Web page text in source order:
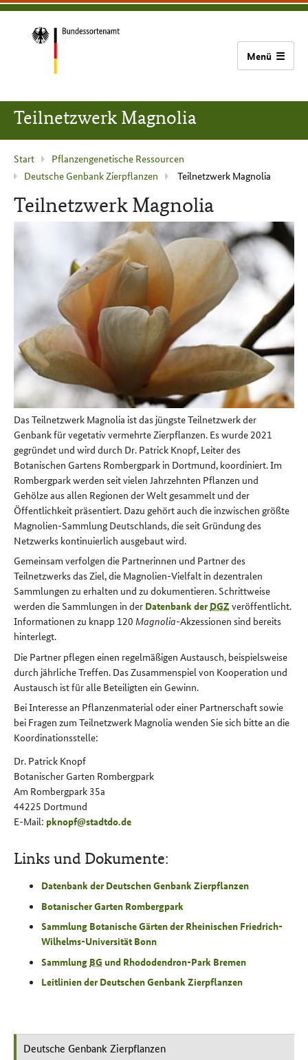
zum
(Navigation
zur
zum
Bundessortenamt
Zur
Startseite
Teilnetzwerk Magnolia
Aktuelle
Seite
:
Start
Pflanzengenetische Ressourcen
Deutsche Genbank Zierpflanzen
Teilnetzwerk Magnolia
Teilnetzwerk Magnolia
Das Teilnetzwerk Magnolia ist das jüngste Teilnetzwerk der
Genbank für vegetativ vermehrte Zierpflanzen. Es wurde 2021
gegründet und wird durch Dr. Patrick Knopf, Leiter des
Botanischen Gartens Rombergpark in Dortmund, koordiniert. Im
Rombergpark werden seit vielen Jahrzehnten Pflanzen und
Gehölze aus allen Regionen der Welt gesammelt und der
Öffentlichkeit präsentiert. Dazu gehört auch die inzwischen größte
Magnolien-Sammlung Deutschlands, die seit Gründung des
Netzwerks kontinuierlich ausgebaut wird.
Gemeinsam verfolgen die Partnerinnen und Partner des
Teilnetzwerks das Ziel, die Magnolien-Vielfalt in dezentralen
Sammlungen zu erhalten und zu dokumentieren. Schrittweise
werden die Sammlungen in der Datenbank derDGZ veröffentlicht.
Informationen zu knapp 120 Magnolia-Akzessionen sind bereits
hinterlegt.
Die Partner pflegen einen regelmäßigen Austausch, beispielsweise
durch jährliche Treffen. Das Zusammenspiel von Kooperation und
Austausch ist für alle Beteiligten ein Gewinn.
Bei Interesse an Pflanzenmaterial oder einer Partnerschaft sowie
bei Fragen zum Teilnetzwerk Magnolia wenden Sie sich bitte an die
Koordinationsstelle:
Dr. Patrick Knopf
Botanischer Garten Rombergpark
Am Rombergpark 35a
44225 Dortmund
E-Mail: pknopf@stadtdo.de
Links und Dokumente:
Datenbank der Deutschen Genbank Zierpflanzen
Botanischer Garten Rombergpark
Sammlung Botanische Gärten der Rheinischen Friedrich-
Wilhelms-Universität Bonn
Sammlung BG und Rhododendron-Park Bremen
Leitlinien der Deutschen Genbank Zierpflanzen
Deutsche Genbank Zierpflanzen